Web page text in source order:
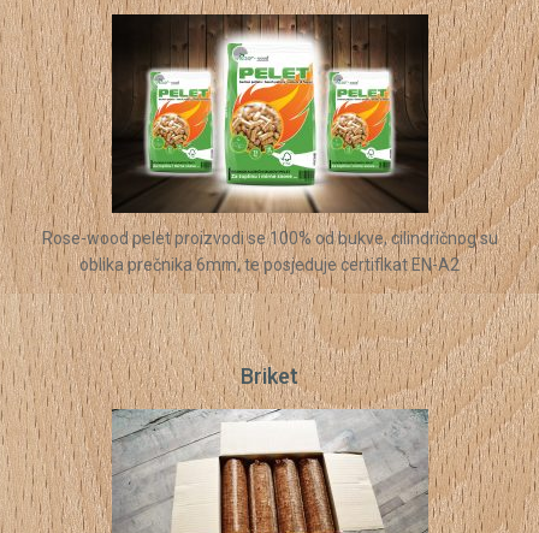
Rose-wood pelet proizvodi se 100% od bukve, cilindričnog su
oblika prečnika 6mm, te posjeduje certifikat EN-A2
Briket